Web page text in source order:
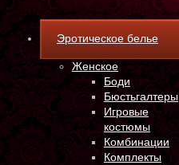
Эротическое белье
Женское
Боди
Бюстьгалтеры
Игровые
костюмы
Комбинации
Комплекты